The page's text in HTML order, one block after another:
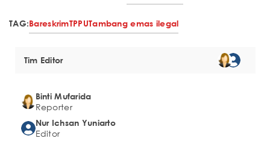
TAG:BareskrimTPPUTambang emas ilegal
Tim Editor
Binti Mufarida
Reporter
Nur Ichsan Yuniarto
Editor